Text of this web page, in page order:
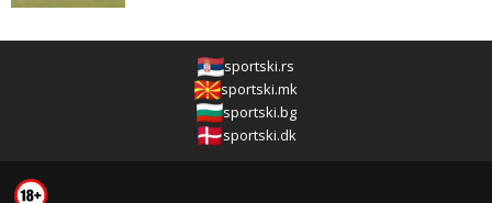
sportski.rs
sportski.mk
sportski.bg
sportski.dk